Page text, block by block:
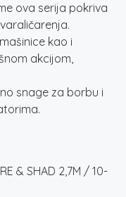
ova serija pokriva
kao i
akcijom,
snage za borbu i
& SHAD 2,7M / 10-